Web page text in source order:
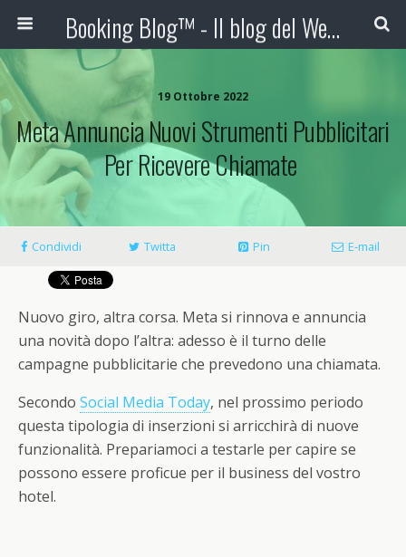
Booking Blog™ - Il blog del Web Marketing Turistico
19 Ottobre 2022
Meta Annuncia Nuovi Strumenti Pubblicitari
Per Ricevere Chiamate
Condividi Twitta Pin E-mail
Nuovo giro, altra corsa. Meta si rinnova e annuncia
una novità dopo l’altra: adesso è il turno delle
campagne pubblicitarie che prevedono una chiamata.
Secondo Social Media Today, nel prossimo periodo
questa tipologia di inserzioni si arricchirà di nuove
funzionalità. Prepariamoci a testarle per capire se
possono essere proficue per il business del vostro
hotel.